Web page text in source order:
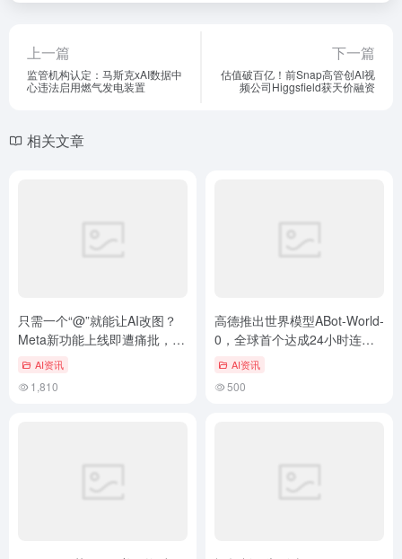
上一篇
监管机构认定：马斯克xAI数据中
心违法启用燃气发电装置
下一篇
估值破百亿！前Snap高管创AI视
频公司Higgsfield获天价融资
相关文章
只需一个“@”就能让AI改图？
Meta新功能上线即遭痛批，连
夜下架
AI资讯
1,810
高德推出世界模型ABot-World-
0，全球首个达成24小时连续
稳定推理
AI资讯
500